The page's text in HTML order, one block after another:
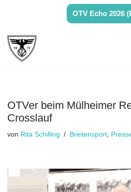
Inhalt
springen
OTV Echo 2026
OTVer beim Mülheimer
Crosslauf
von Rita Schilling Breitensport,